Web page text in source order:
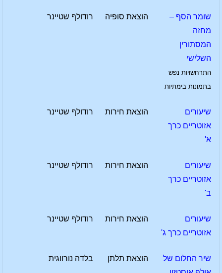
שומר הסף –
מחזה
המסתורין
השלישי
התרחשויות נפש
בתמונות בימתיות
הוצאת סופיה רודולף שטיינר
שיעורים
אזוטריים כרך
א'
הוצאת חירות רודולף שטיינר
שיעורים
אזוטריים כרך
ב'
הוצאת חירות רודולף שטיינר
שיעורים
אזוטריים כרך ג'
הוצאת חירות רודולף שטיינר
שיר החלום של
הוצאת תלתן בלדה נורווגית